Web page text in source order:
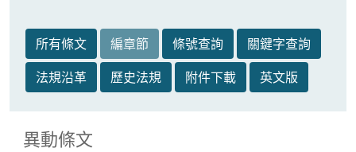
所有條文 編章節 條號查詢
關鍵字查詢
法規沿革
歷史法規 附件下載 英文版
異動條文